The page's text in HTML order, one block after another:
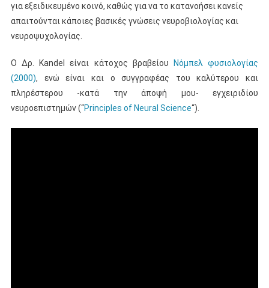
για εξειδικευμένο κοινό, καθώς για να το κατανοήσει κανείς
απαιτούνται κάποιες βασικές γνώσεις νευροβιολογίας και
νευροψυχολογίας.
Ο Δρ. Kandel είναι κάτοχος βραβείου Νόμπελ φυσιολογίας
(2000), ενώ είναι και ο συγγραφέας του καλύτερου και
πληρέστερου -κατά την άποψή μου- εγχειριδίου
νευροεπιστημών (“Principles of Neural Science“).